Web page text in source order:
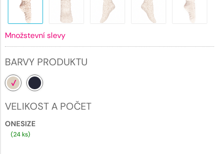
Množstevní slevy
BARVY PRODUKTU
VELIKOST A POČET
ONESIZE
(24 ks)